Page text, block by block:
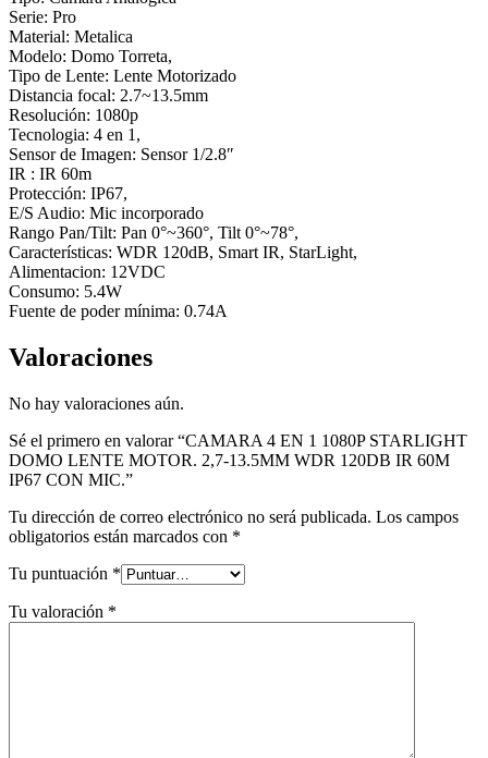
CON
MIC.
cantidad
Serie: Pro
Material: Metalica
Modelo: Domo Torreta,
Tipo de Lente: Lente Motorizado
Distancia focal: 2.7~13.5mm
Resolución: 1080p
Tecnologia: 4 en 1,
Sensor de Imagen: Sensor 1/2.8″
IR : IR 60m
Protección: IP67,
E/S Audio: Mic incorporado
Rango Pan/Tilt: Pan 0°~360°, Tilt 0°~78°,
Características: WDR 120dB, Smart IR, StarLight,
Alimentacion: 12VDC
Consumo: 5.4W
Fuente de poder mínima: 0.74A
Valoraciones
No hay valoraciones aún.
Sé el primero en valorar “CAMARA 4 EN 1 1080P STARLIGHT
DOMO LENTE MOTOR. 2,7-13.5MM WDR 120DB IR 60M
IP67 CON MIC.”
Tu dirección de correo electrónico no será publicada. Los campos
obligatorios están marcados con *
Tu puntuación *
Tu valoración *